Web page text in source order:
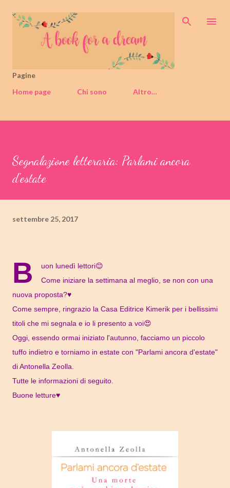
Passa ai contenuti principali
Pagine
Home page
Chi sono Altro…
Segnalazione letteraria: Parlami ancora
d'estate
settembre 25, 2017
B
uon lunedì lettori😊
Come iniziare la settimana al meglio, se non con una
nuova proposta?♥
Come sempre, ringrazio la Casa Editrice Kimerik per i bellissimi
titoli che mi segnala e io li presento a voi😍
Oggi, essendo ormai iniziato l'autunno, facciamo un piccolo
tuffo indietro e torniamo in estate con "Parlami ancora d'estate"
di Antonella Zeolla.
Tutte le informazioni di seguito.
Buone letture♥